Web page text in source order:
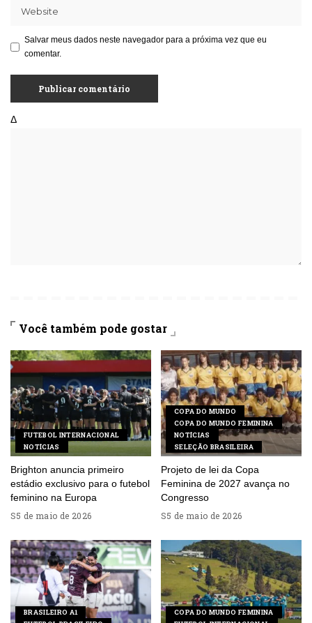
Salvar meus dados neste navegador para a próxima vez que eu
comentar.
Δ
Você também pode gostar
FUTEBOL INTERNACIONAL
NOTÍCIAS
Brighton anuncia primeiro
estádio exclusivo para o futebol
feminino na Europa
5 de maio de 2026
COPA DO MUNDO
COPA DO MUNDO FEMININA
NOTÍCIAS
SELEÇÃO BRASILEIRA
Projeto de lei da Copa
Feminina de 2027 avança no
Congresso
5 de maio de 2026
BRASILEIRO A1
COPA DO MUNDO FEMININA